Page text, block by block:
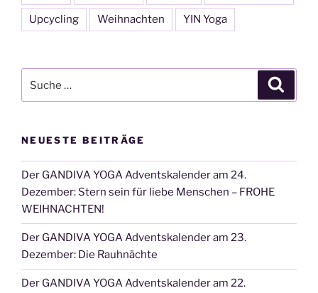
Upcycling Weihnachten YIN Yoga
nach:
NEUESTE BEITRÄGE
Der GANDIVA YOGA Adventskalender am 24.
Dezember: Stern sein für liebe Menschen – FROHE
WEIHNACHTEN!
Der GANDIVA YOGA Adventskalender am 23.
Dezember: Die Rauhnächte
Der GANDIVA YOGA Adventskalender am 22.